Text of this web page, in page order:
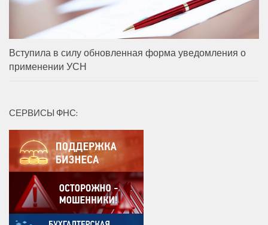
Вступила в силу обновленная форма уведомления о
применении УСН
СЕРВИСЫ ФНС: